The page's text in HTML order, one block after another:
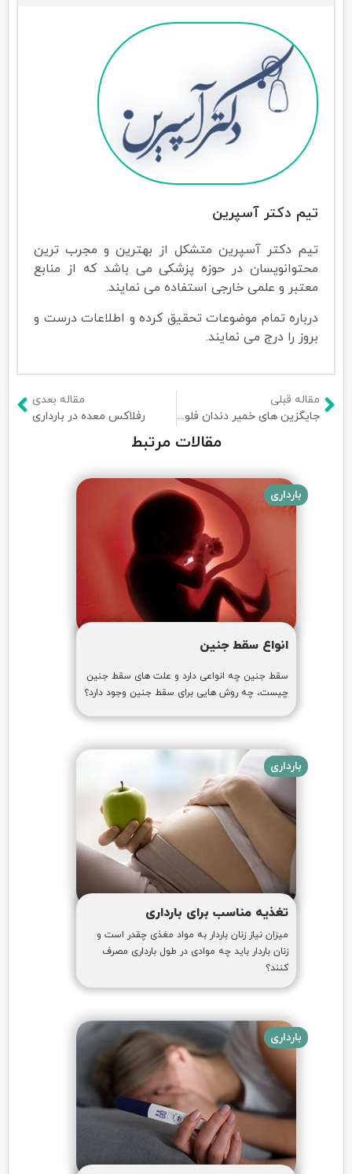
تیم دکتر آسپرین
تیم دکتر آسپرین متشکل از بهترین و مجرب ترین
محتوانویسان در حوزه پزشکی می باشد که از منابع
معتبر و علمی خارجی استفاده می نمایند.
درباره تمام موضوعات تحقیق کرده و اطلاعات درست و
بروز را درج می نمایند.
مقاله قبلی
جایگزین های خمیر دندان فلورایددار
مقاله بعدی
رفلاکس معده در بارداری
مقالات مرتبط
بارداری
انواع سقط جنین
سقط جنین چه انواعی دارد و علت های سقط جنین
چیست، چه روش هایی برای سقط جنین وجود دارد؟
بارداری
تغذیه مناسب برای بارداری
میزان نیاز زنان باردار به مواد مغذی چقدر است و
زنان باردار باید چه موادی در طول بارداری مصرف
کنند؟
بارداری